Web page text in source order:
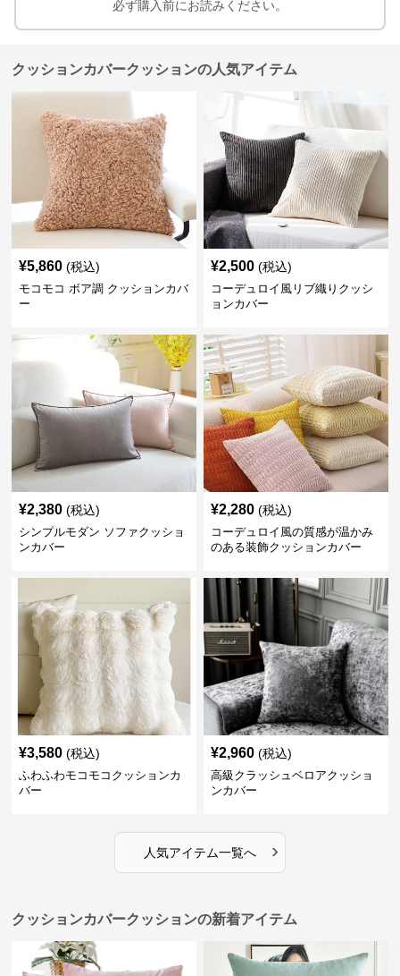
必ず購入前にお読みください。
クッションカバークッションの人気アイテム
¥5,860 (税込)
モコモコ ボア調 クッションカバ
ー
¥2,500 (税込)
コーデュロイ風リブ織りクッシ
ョンカバー
¥2,380 (税込)
シンプルモダン ソファクッショ
ンカバー
¥2,280 (税込)
コーデュロイ風の質感が温かみ
のある装飾クッションカバー
¥3,580 (税込)
ふわふわモコモコクッションカ
バー
¥2,960 (税込)
高級クラッシュベロアクッショ
ンカバー
人気アイテム一覧へ ›
クッションカバークッションの新着アイテム